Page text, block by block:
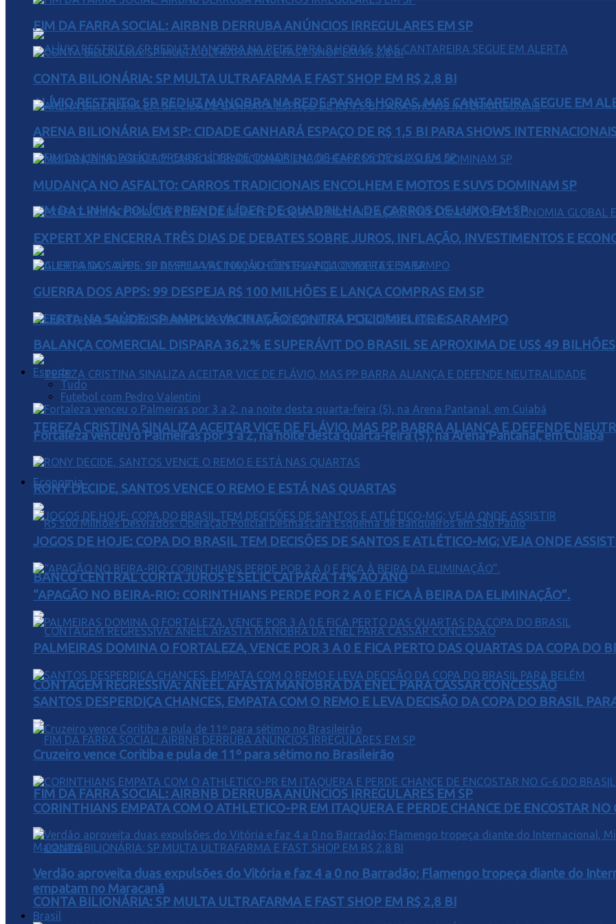
ALÍVIO RESTRITO: SP REDUZ MANOBRA NA REDE PARA 8 HORAS, MAS CANTAREIRA SEGUE EM
FIM DA LINHA: POLÍCIA PRENDE LÍDER DE QUADRILHA DE CARROS DE LUXO EM SP
ALERTA NA SAÚDE: SP AMPLIA VACINAÇÃO CONTRA POLIOMIELITE E SARAMPO
TEREZA CRISTINA SINALIZA ACEITAR VICE DE FLÁVIO, MAS PP BARRA ALIANÇA E DEFENDE
Economia
BANCO CENTRAL CORTA JUROS E SELIC CAI PARA 14% AO ANO
CONTAGEM REGRESSIVA: ANEEL AFASTA MANOBRA DA ENEL PARA CASSAR CONCESSÃO
FIM DA FARRA SOCIAL: AIRBNB DERRUBA ANÚNCIOS IRREGULARES EM SP
CONTA BILIONÁRIA: SP MULTA ULTRAFARMA E FAST SHOP EM R$ 2,8 BI
FIM DA FARRA SOCIAL: AIRBNB DERRUBA ANÚNCIOS IRREGULARES EM SP
CONTA BILIONÁRIA: SP MULTA ULTRAFARMA E FAST SHOP EM R$ 2,8 BI
ARENA BILIONÁRIA EM SP: CIDADE GANHARÁ ESPAÇO DE R$ 1,5 BI PARA SHOWS
MUDANÇA NO ASFALTO: CARROS TRADICIONAIS ENCOLHEM E MOTOS E SUVS DOMINAM SP
EXPERT XP ENCERRA TRÊS DIAS DE DEBATES SOBRE JUROS, INFLAÇÃO, INVESTIMENTOS E
GUERRA DOS APPS: 99 DESPEJA R$ 100 MILHÕES E LANÇA COMPRAS EM SP
BALANÇA COMERCIAL DISPARA 36,2% E SUPERÁVIT DO BRASIL SE APROXIMA DE US$ 49 BILHÕES
Esporte
Tudo
Futebol com Pedro Valentini
Fortaleza venceu o Palmeiras por 3 a 2, na noite desta quarta-feira (5), na Arena Pantanal, em Cuiabá
RONY DECIDE, SANTOS VENCE O REMO E ESTÁ NAS QUARTAS
JOGOS DE HOJE: COPA DO BRASIL TEM DECISÕES DE SANTOS E ATLÉTICO-MG; VEJA ONDE
“APAGÃO NO BEIRA-RIO: CORINTHIANS PERDE POR 2 A 0 E FICA À BEIRA DA ELIMINAÇÃO”.
PALMEIRAS DOMINA O FORTALEZA, VENCE POR 3 A 0 E FICA PERTO DAS QUARTAS DA COPA DO
SANTOS DESPERDIÇA CHANCES, EMPATA COM O REMO E LEVA DECISÃO DA COPA DO BRASIL
Cruzeiro vence Coritiba e pula de 11º para sétimo no Brasileirão
CORINTHIANS EMPATA COM O ATHLETICO-PR EM ITAQUERA E PERDE CHANCE DE ENCOSTAR
Verdão aproveita duas expulsões do Vitória e faz 4 a 0 no Barradão; Flamengo tropeça diante do
empatam no Maracanã
Brasil